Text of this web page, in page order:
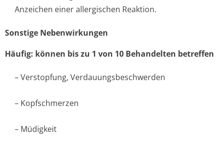
Anzeichen einer allergischen Reaktion.
Sonstige Nebenwirkungen
Häufig: können bis zu 1 von 10 Behandelten betreffen
– Verstopfung, Verdauungsbes­chwerden
– Kopfschmerzen
– Müdigkeit